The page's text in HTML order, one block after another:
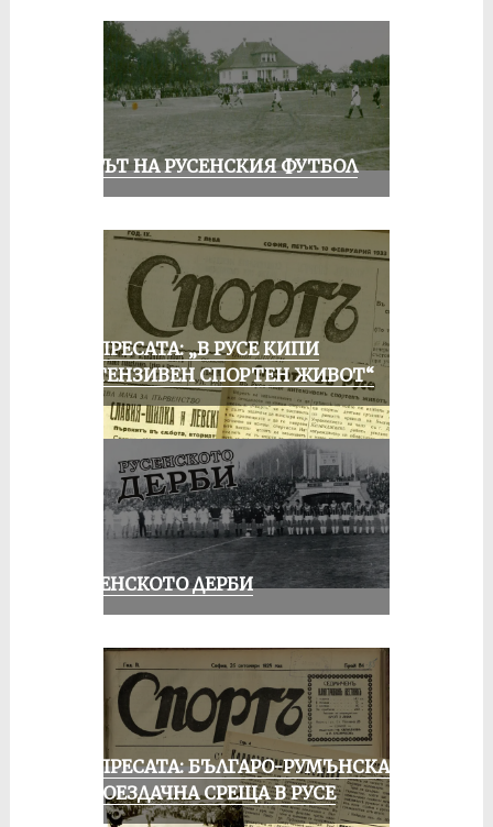
ВЕКЪТ НА РУСЕНСКИЯ ФУТБОЛ
ОТ ПРЕСАТА: „В РУСЕ КИПИ
ИНТЕНЗИВЕН СПОРТЕН ЖИВОТ“
РУСЕНСКОТО ДЕРБИ
ОТ ПРЕСАТА: БЪЛГАРО-РУМЪНСКА
КОЛОЕЗДАЧНА СРЕЩА В РУСЕ